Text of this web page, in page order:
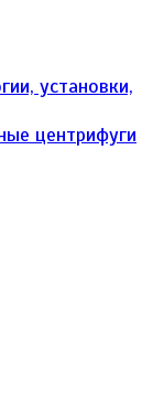
установки,
центрифуги